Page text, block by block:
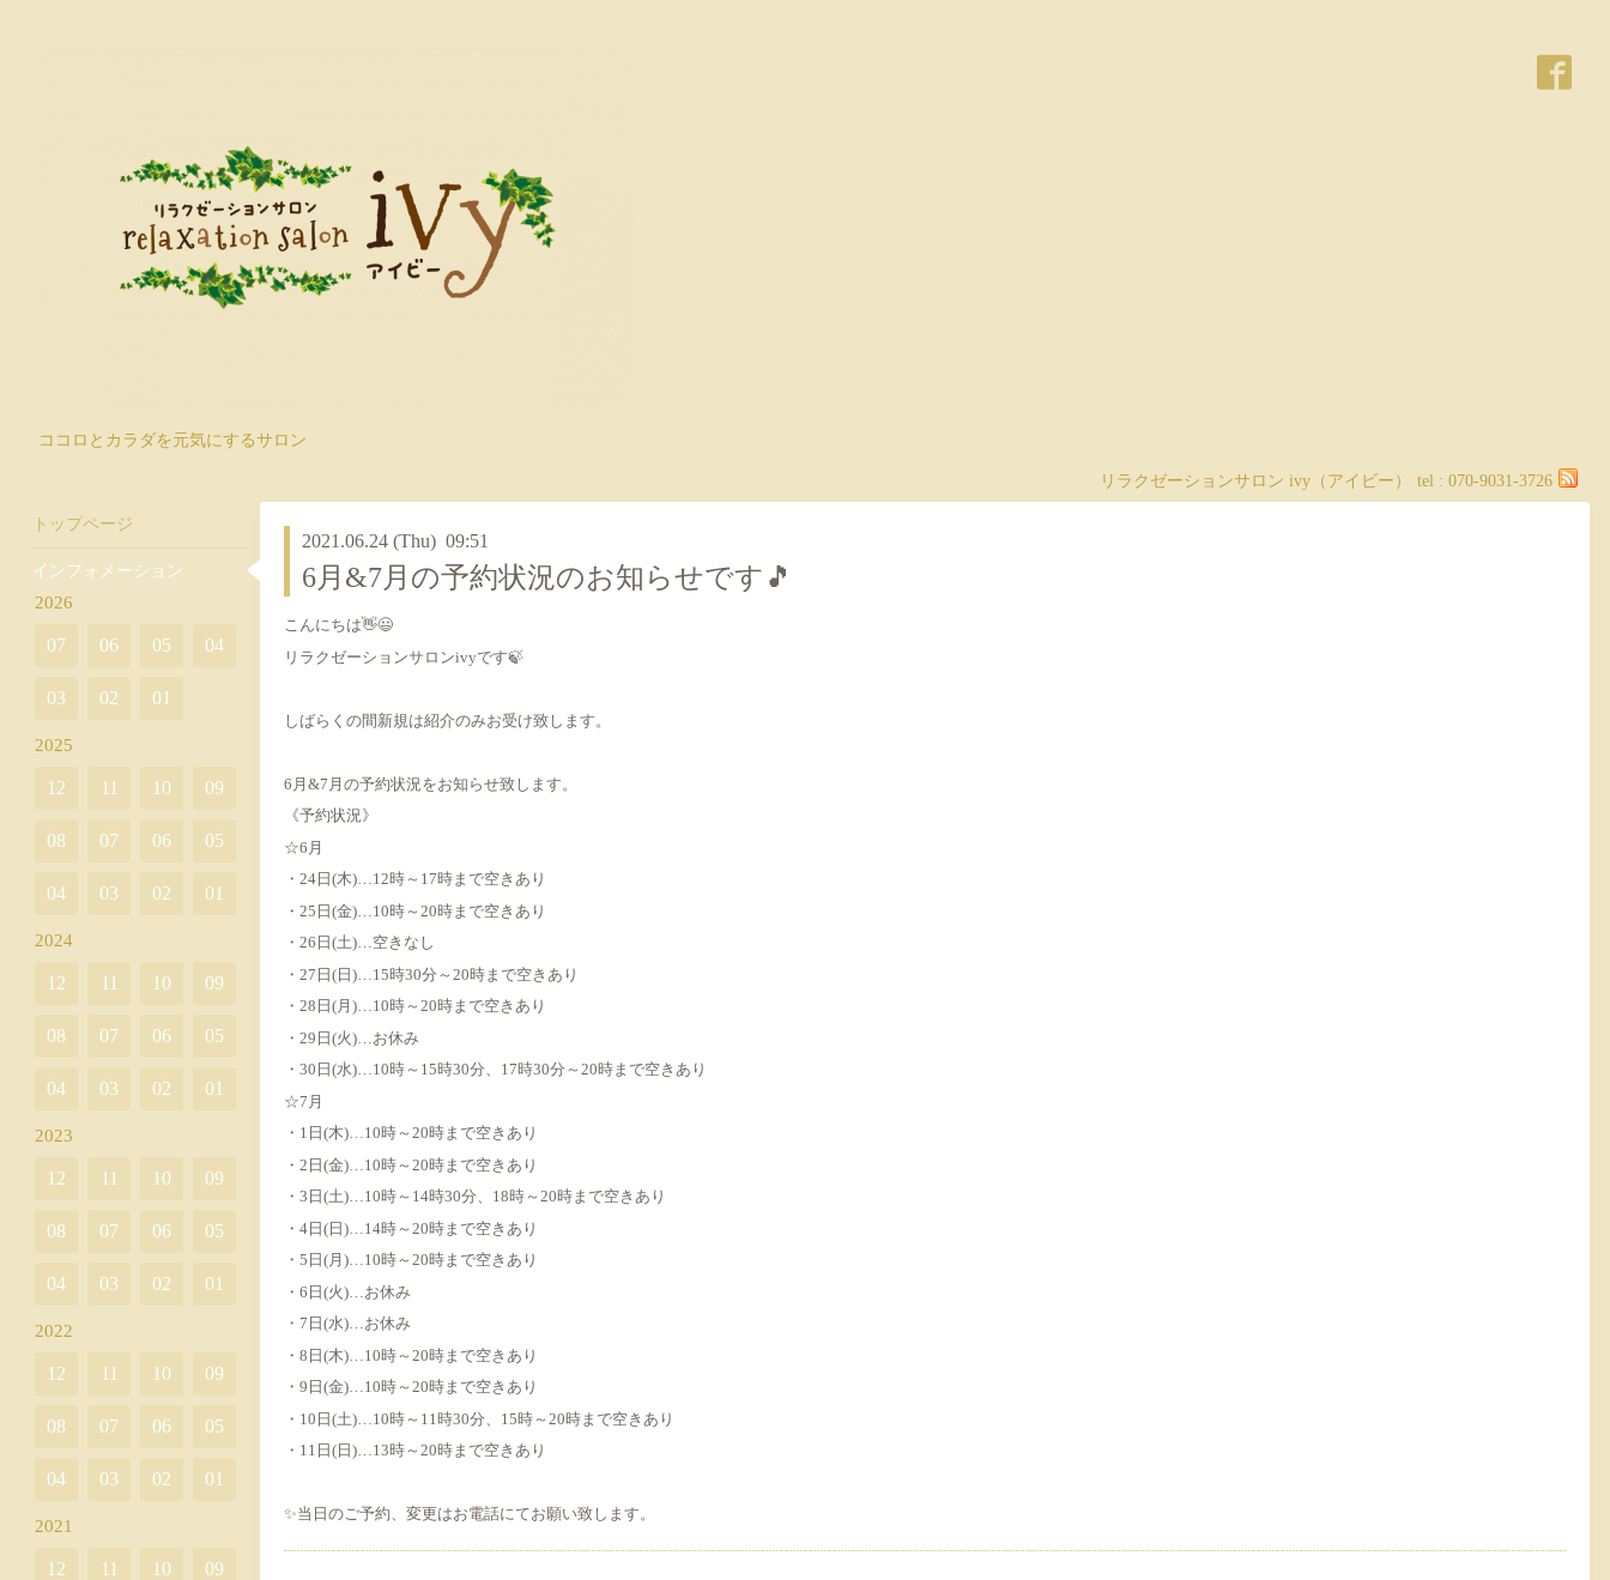
ココロとカラダを元気にするサロン
リラクゼーションサロン ivy（アイビー） tel : 070-9031-3726
2021.06.24 (Thu) 09:51
6月&7月の予約状況のお知らせです🎵
こんにちは👋😃
リラクゼーションサロンivyです🍃
しばらくの間新規は紹介のみお受け致します。
6月&7月の予約状況をお知らせ致します。
《予約状況》
☆6月
・24日(木)…12時～17時まで空きあり
・25日(金)…10時～20時まで空きあり
・26日(土)…空きなし
・27日(日)…15時30分～20時まで空きあり
・28日(月)…10時～20時まで空きあり
・29日(火)…お休み
・30日(水)…10時～15時30分、17時30分～20時まで空きあり
☆7月
・1日(木)…10時～20時まで空きあり
・2日(金)…10時～20時まで空きあり
・3日(土)…10時～14時30分、18時～20時まで空きあり
・4日(日)…14時～20時まで空きあり
・5日(月)…10時～20時まで空きあり
・6日(火)…お休み
・7日(水)…お休み
・8日(木)…10時～20時まで空きあり
・9日(金)…10時～20時まで空きあり
・10日(土)…10時～11時30分、15時～20時まで空きあり
・11日(日)…13時～20時まで空きあり
✨当日のご予約、変更はお電話にてお願い致します。
トップページ
インフォメーション
2026
07 06 05 04
03 02 01
2025
12 11 10 09
08 07 06 05
04 03 02 01
2024
12 11 10 09
08 07 06 05
04 03 02 01
2023
12 11 10 09
08 07 06 05
04 03 02 01
2022
12 11 10 09
08 07 06 05
04 03 02 01
2021
12 11 10 09